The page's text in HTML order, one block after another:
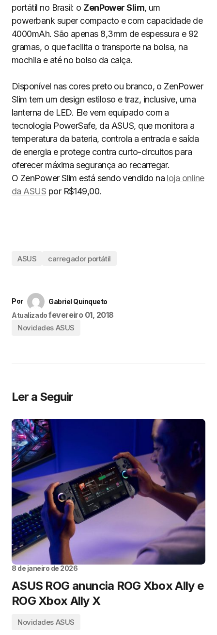
portátil no Brasil: o ZenPower Slim, um
powerbank super compacto e com capacidade de
4000mAh. São apenas 8,3mm de espessura e 92
gramas, o que facilita o transporte na bolsa, na
mochila e até no bolso da calça.
Disponível nas cores preto ou branco, o ZenPower
Slim tem um design estiloso e traz, inclusive, uma
lanterna de LED. Ele vem equipado com a
tecnologia PowerSafe, da ASUS, que monitora a
temperatura da bateria, controla a entrada e saída
de energia e protege contra curto-circuitos para
oferecer máxima segurança ao recarregar.
O ZenPower Slim está sendo vendido na loja online
da ASUS por R$149,00.
ASUS carregador portátil
Por
Gabriel Quinqueto
Atualizado fevereiro 01, 2018
Novidades ASUS
Ler a Seguir
8 de janeiro de 2026
ASUS ROG anuncia ROG Xbox Ally e
ROG Xbox Ally X
Novidades ASUS